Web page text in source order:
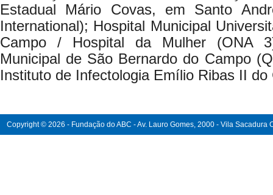
Estadual Mário Covas, em Santo
International); Hospital Municipal
Campo / Hospital da Mulher (ONA
Municipal de São Bernardo do Campo
Instituto de Infectologia Emílio Ribas II
Copyright © 2026 - Fundação do ABC - Av. Lauro Gomes, 2000 - Vila